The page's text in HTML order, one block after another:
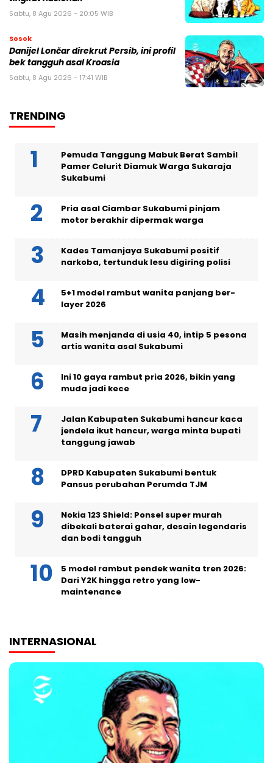
Sabtu, 8 Agu 2026 - 20:05 WIB
Sosok
Danijel Lončar direkrut Persib, ini profil
bek tangguh asal Kroasia
Sabtu, 8 Agu 2026 - 17:41 WIB
TRENDING
Pemuda Tanggung Mabuk Berat Sambil
Pamer Celurit Diamuk Warga Sukaraja
Sukabumi
Pria asal Ciambar Sukabumi pinjam
motor berakhir dipermak warga
Kades Tamanjaya Sukabumi positif
narkoba, tertunduk lesu digiring polisi
5+1 model rambut wanita panjang ber-
layer 2026
Masih menjanda di usia 40, intip 5 pesona
artis wanita asal Sukabumi
Ini 10 gaya rambut pria 2026, bikin yang
muda jadi kece
Jalan Kabupaten Sukabumi hancur kaca
jendela ikut hancur, warga minta bupati
tanggung jawab
DPRD Kabupaten Sukabumi bentuk
Pansus perubahan Perumda TJM
Nokia 123 Shield: Ponsel super murah
dibekali baterai gahar, desain legendaris
dan bodi tangguh
5 model rambut pendek wanita tren 2026:
Dari Y2K hingga retro yang low-
maintenance
INTERNASIONAL